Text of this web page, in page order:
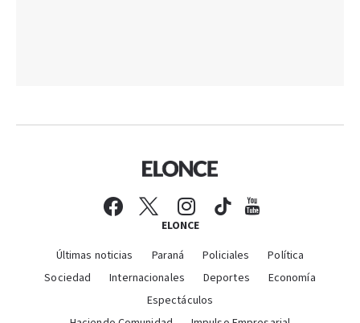
ELONCE
Últimas noticias Paraná Policiales
Política
Sociedad
Internacionales Deportes
Economía
Espectáculos